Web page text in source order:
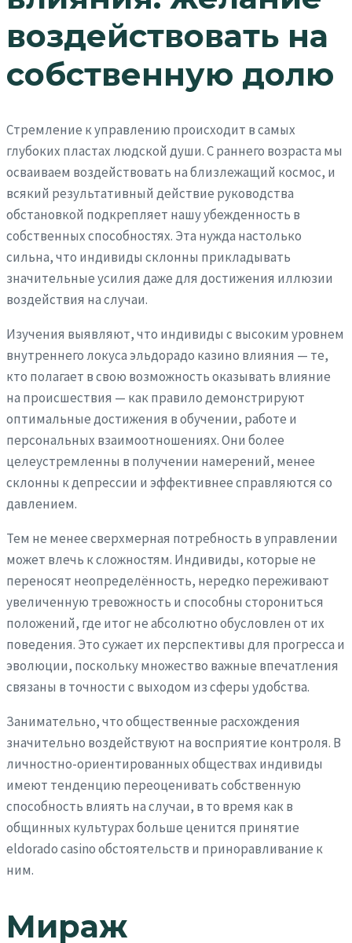
воздействовать на
собственную долю
Стремление к управлению происходит в самых
глубоких пластах людской души. С раннего возраста мы
осваиваем воздействовать на близлежащий космос, и
всякий результативный действие руководства
обстановкой подкрепляет нашу убежденность в
собственных способностях. Эта нужда настолько
сильна, что индивиды склонны прикладывать
значительные усилия даже для достижения иллюзии
воздействия на случаи.
Изучения выявляют, что индивиды с высоким уровнем
внутреннего локуса эльдорадо казино влияния — те,
кто полагает в свою возможность оказывать влияние
на происшествия — как правило демонстрируют
оптимальные достижения в обучении, работе и
персональных взаимоотношениях. Они более
целеустремленны в получении намерений, менее
склонны к депрессии и эффективнее справляются со
давлением.
Тем не менее сверхмерная потребность в управлении
может влечь к сложностям. Индивиды, которые не
переносят неопределённость, нередко переживают
увеличенную тревожность и способны сторониться
положений, где итог не абсолютно обусловлен от их
поведения. Это сужает их перспективы для прогресса и
эволюции, поскольку множество важные впечатления
связаны в точности с выходом из сферы удобства.
Занимательно, что общественные расхождения
значительно воздействуют на восприятие контроля. В
личностно-ориентированных обществах индивиды
имеют тенденцию переоценивать собственную
способность влиять на случаи, в то время как в
общинных культурах больше ценится принятие
eldorado casino обстоятельств и приноравливание к
ним.
Мираж